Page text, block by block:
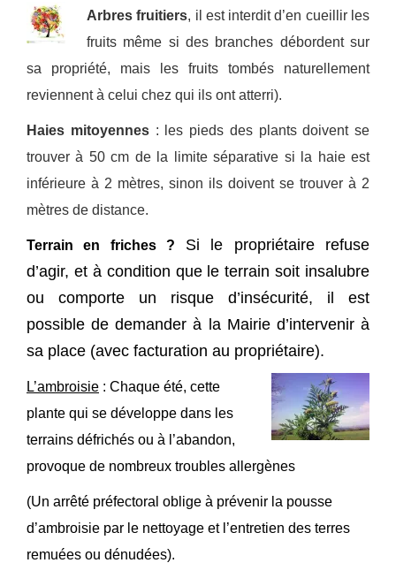
Arbres fruitiers, il est interdit d’en cueillir les
fruits même si des branches débordent sur
sa propriété, mais les fruits tombés naturellement
reviennent à celui chez qui ils ont atterri).
Haies mitoyennes : les pieds des plants doivent se
trouver à 50 cm de la limite séparative si la haie est
inférieure à 2 mètres, sinon ils doivent se trouver à 2
mètres de distance.
Terrain en friches ?
Si le propriétaire refuse
d’agir, et à condition que le terrain soit insalubre
ou comporte un risque d’insécurité, il est
possible de demander à la Mairie d’intervenir à
sa place (avec facturation au propriétaire).
L’ambroisie : Chaque été, cette
plante qui se développe dans les
terrains défrichés ou à l’abandon,
provoque de nombreux troubles allergènes
(Un arrêté préfectoral oblige à prévenir la pousse
d’ambroisie par le nettoyage et l’entretien des terres
remuées ou dénudées).